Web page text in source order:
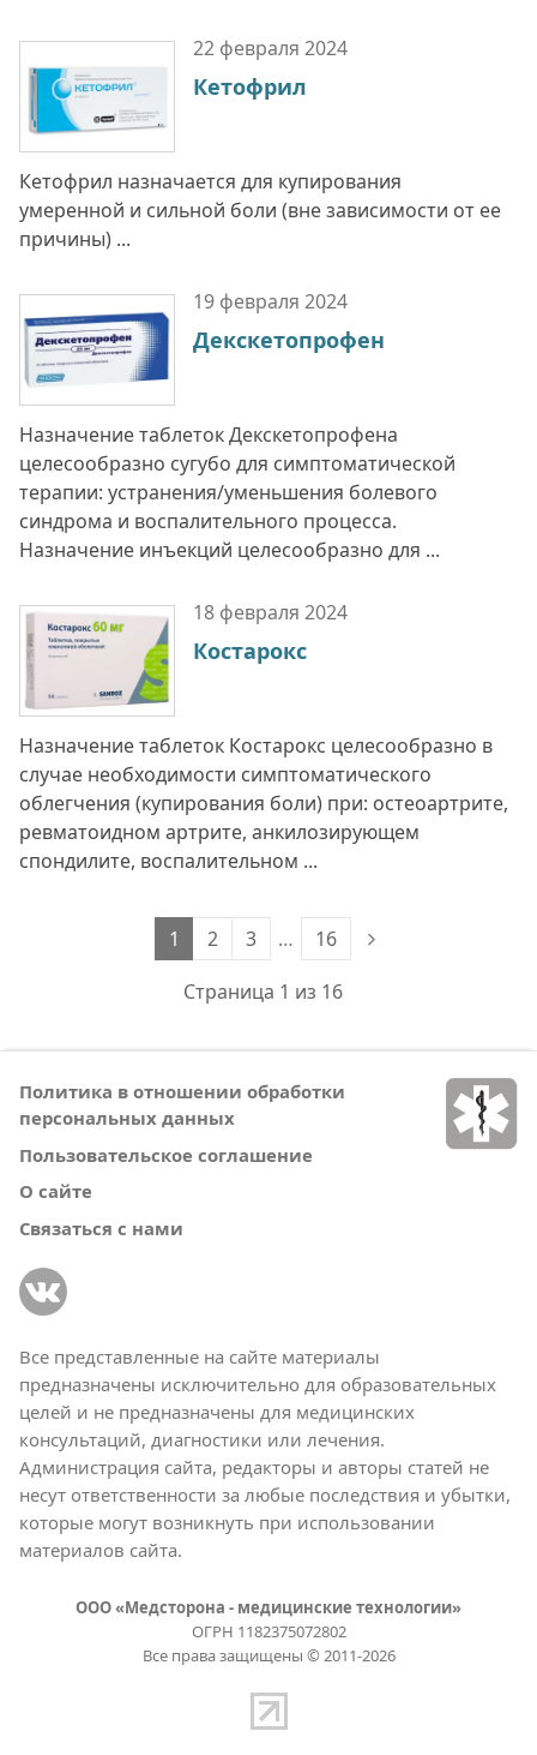
22 февраля 2024
Кетофрил
Кетофрил назначается для купирования
умеренной и сильной боли (вне зависимости от ее
причины) ...
19 февраля 2024
Декскетопрофен
Назначение таблеток Декскетопрофена
целесообразно сугубо для симптоматической
терапии: устранения/уменьшения болевого
синдрома и воспалительного процесса.
Назначение инъекций целесообразно для ...
18 февраля 2024
Костарокс
Назначение таблеток Костарокс целесообразно в
случае необходимости симптоматического
облегчения (купирования боли) при: остеоартрите,
ревматоидном артрите, анкилозирующем
спондилите, воспалительном ...
Страница 1 из 16
1 2 3 … 16
Политика в отношении обработки
персональных данных
Пользовательское соглашение
О сайте
Связаться с нами
Все представленные на сайте материалы
предназначены исключительно для образовательных
целей и не предназначены для медицинских
консультаций, диагностики или лечения.
Администрация сайта, редакторы и авторы статей не
несут ответственности за любые последствия и убытки,
которые могут возникнуть при использовании
материалов сайта.
ООО «Медсторона - медицинские технологии»
ОГРН 1182375072802
Все права защищены © 2011-2026